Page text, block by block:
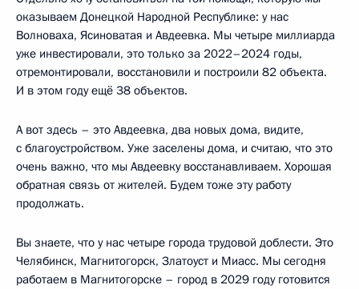
оказываем Донецкой Народной Республике: у нас
Волноваха, Ясиноватая и Авдеевка. Мы четыре миллиарда
уже инвестировали, это только за 2022–2024 годы,
отремонтировали, восстановили и построили 82 объекта.
И в этом году ещё 38 объектов.
А вот здесь – это Авдеевка, два новых дома, видите,
с благоустройством. Уже заселены дома, и считаю, что это
очень важно, что мы Авдеевку восстанавливаем. Хорошая
обратная связь от жителей. Будем тоже эту работу
продолжать.
Вы знаете, что у нас четыре города трудовой доблести. Это
Челябинск, Магнитогорск, Златоуст и Миасс. Мы сегодня
работаем в Магнитогорске – город в 2029 году готовится